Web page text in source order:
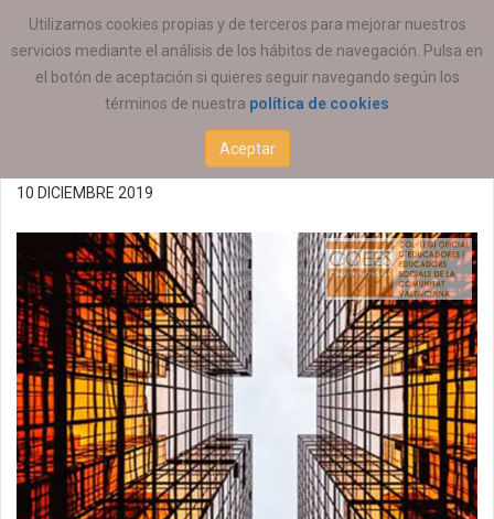
Utilizamos cookies propias y de terceros para mejorar nuestros
servicios mediante el análisis de los hábitos de navegación. Pulsa en
el botón de aceptación si quieres seguir navegando según los
términos de nuestra política de cookies
Aceptar
ESTÁ AQUÍ: ACTUALIDAD REGIONAL
Presentación del Estudio
de Plena Inclusión
10 DICIEMBRE 2019